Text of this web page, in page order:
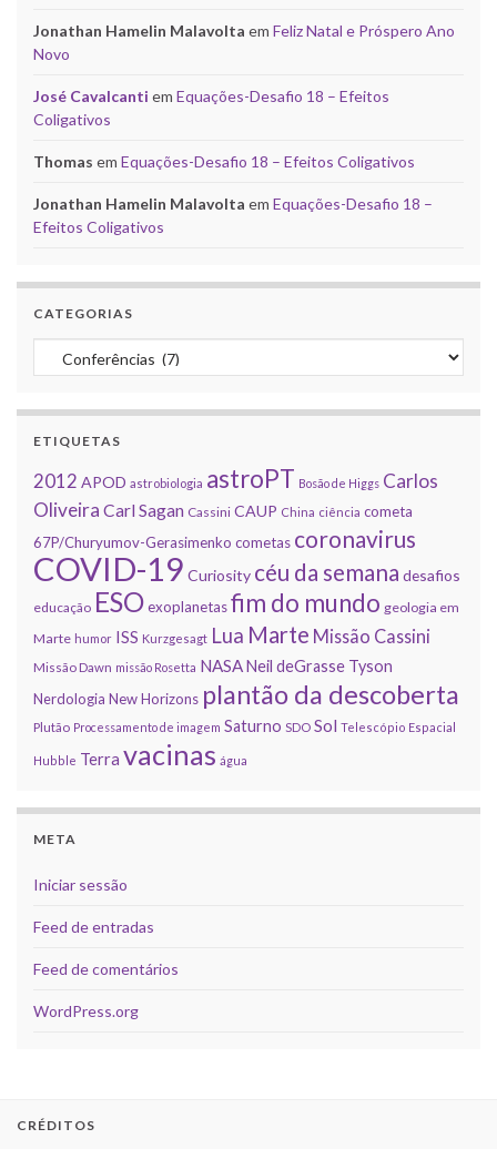
Jonathan Hamelin Malavolta em Feliz Natal e Próspero Ano
Novo
José Cavalcanti em Equações-Desafio 18 – Efeitos
Coligativos
Thomas em Equações-Desafio 18 – Efeitos Coligativos
Jonathan Hamelin Malavolta em Equações-Desafio 18 –
Efeitos Coligativos
CATEGORIAS
Categorias
ETIQUETAS
2012 APOD astrobiologia astroPT Bosão de Higgs Carlos
Oliveira Carl Sagan Cassini CAUP China ciência cometa
67P/Churyumov-Gerasimenko cometas coronavirus
COVID-19 Curiosity céu da semana desafios
educação ESOexoplanetasfim do mundo geologia em
Marte humor ISS Kurzgesagt Lua Marte Missão Cassini
Missão Dawn missão Rosetta NASANeil deGrasse Tyson
Nerdologia New Horizons plantão da descoberta
Plutão Processamento de imagem Saturno SDO Sol Telescópio Espacial
Hubble Terra vacinas água
META
Iniciar sessão
Feed de entradas
Feed de comentários
WordPress.org
CRÉDITOS